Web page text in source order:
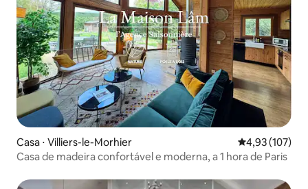
Casa ⋅ Villiers-le-Morhier 4,93 de uma
4,93 (107)
Casa de madeira confortável e moderna, a 1 hora de Paris